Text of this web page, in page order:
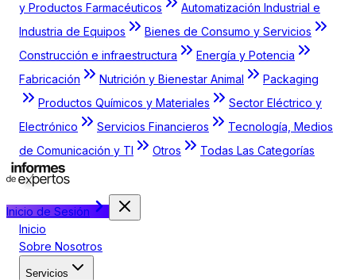
y Productos Farmacéuticos
Automatización Industrial e
Industria de Equipos
Bienes de Consumo y Servicios
Construcción e infraestructura
Energía y Potencia
Fabricación
Nutrición y Bienestar Animal
Packaging
Productos Químicos y Materiales
Sector Eléctrico y
Electrónico
Servicios Financieros
Tecnología, Medios
de Comunicación y TI
Otros Todas Las Categorías
Inicio de Sesión
Inicio
Sobre Nosotros
Servicios